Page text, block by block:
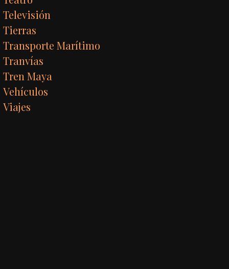
Televisión
Tierras
Transporte Marítimo
Tranvías
Tren Maya
Vehículos
Viajes